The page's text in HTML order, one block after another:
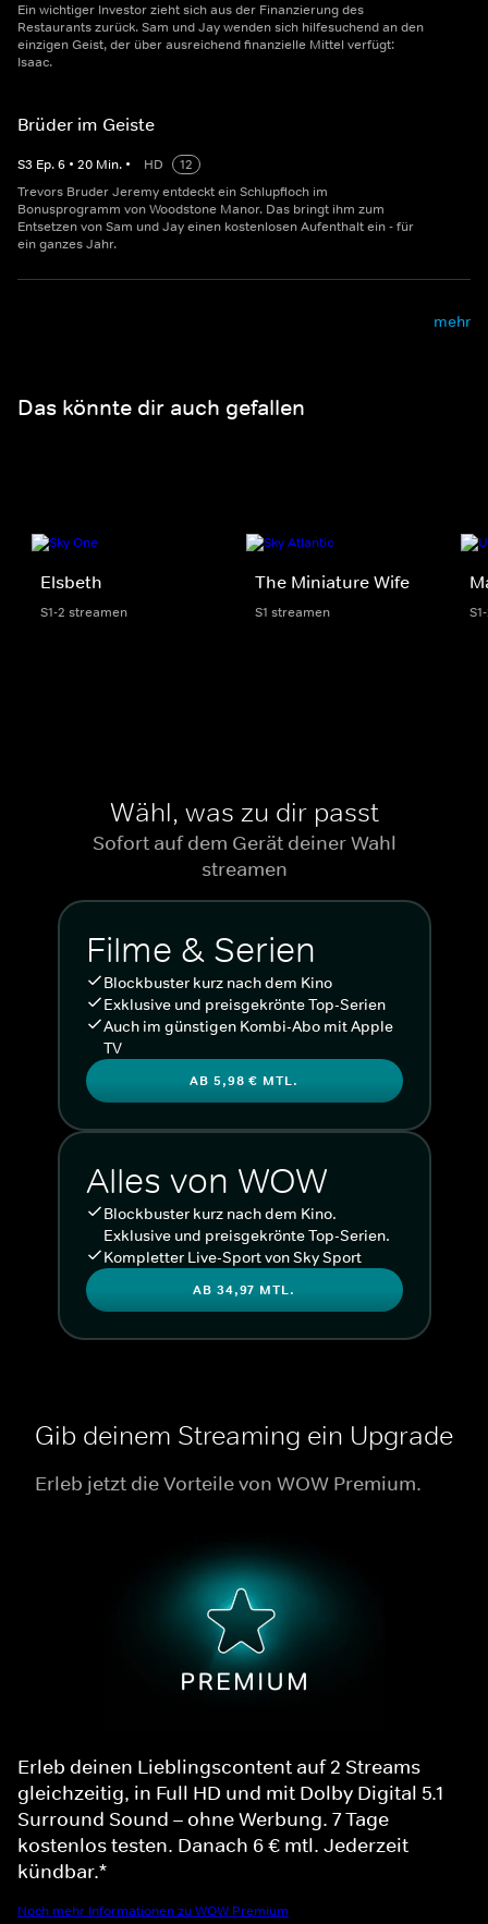
Ein wichtiger Investor zieht sich aus der Finanzierung des
Restaurants zurück. Sam und Jay wenden sich hilfesuchend an den
einzigen Geist, der über ausreichend finanzielle Mittel verfügt:
Isaac.
Brüder im Geiste
S3 Ep.6 • 20 Min. • HD
12
Trevors Bruder Jeremy entdeckt ein Schlupfloch im
Bonusprogramm von Woodstone Manor. Das bringt ihm zum
Entsetzen von Sam und Jay einen kostenlosen Aufenthalt ein - für
ein ganzes Jahr.
mehr
Das könnte dir auch gefallen
Elsbeth
S1-2 streamen
The Miniature Wife
S1 streamen
Wähl, was zu dir passt
Sofort auf dem Gerät deiner Wahl
streamen
Filme & Serien
Blockbuster kurz nach dem Kino
Exklusive und preisgekrönte Top-Serien
Auch im günstigen Kombi-Abo mit Apple
TV
AB 5,98 € MTL.
Alles von WOW
Blockbuster kurz nach dem Kino.
Exklusive und preisgekrönte Top-Serien.
Kompletter Live-Sport von Sky Sport
AB 34,97 MTL.
Gib deinem Streaming ein Upgrade
Erleb jetzt die Vorteile von WOW Premium.
Erleb deinen Lieblingscontent auf 2 Streams
gleichzeitig, in Full HD und mit Dolby Digital 5.1
Surround Sound – ohne Werbung. 7 Tage
kostenlos testen. Danach 6 € mtl. Jederzeit
kündbar.*
Noch mehr Informationen zu WOW Premium